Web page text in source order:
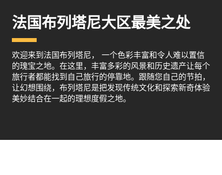
法国布列塔尼大区最美之处
欢迎来到法国布列塔尼， 一个色彩丰富和令人难以置信
的瑰宝之地。在这里，丰富多彩的风景和历史遗产让每个
旅行者都能找到自己旅行的停靠地。跟随您自己的节拍，
让幻想围绕，布列塔尼是把发现传统文化和探索新奇体验
美妙结合在一起的理想度假之地。